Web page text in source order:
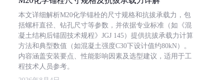
本文详细解析M20化学锚栓的尺寸规格和抗拔承载力，包
括螺杆直径、钻孔尺寸等参数，并依据专业标准（如《混
凝土结构后锚固技术规程》JGJ 145）提供抗拔承载力计算
方法和典型数值（如混凝土强度C30下设计值约80kN）。
内容涵盖安装要点、性能影响因素及选型建议，适用于工
程技术人员参考。